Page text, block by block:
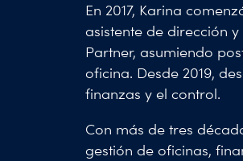
En 2017, Karina
asistente de dirección
Partner, asumiendo
oficina. Desde 2019,
finanzas y el control.
Con más de tres
gestión de oficinas,